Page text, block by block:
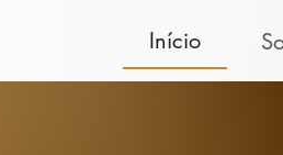
Início